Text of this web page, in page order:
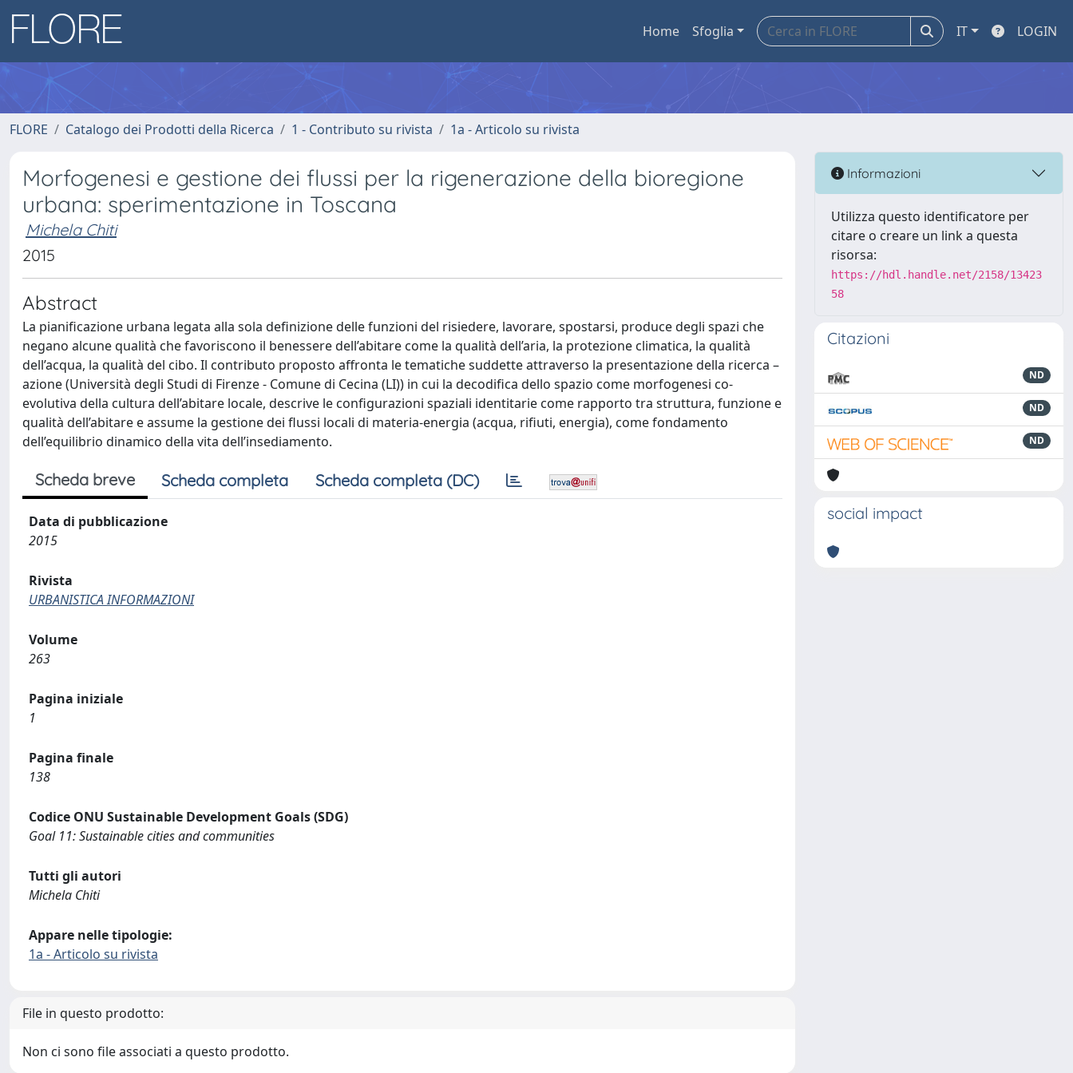
Home Sfoglia IT LOGIN
FLORE Catalogo dei Prodotti della Ricerca 1 - Contributo su rivista 1a - Articolo su rivista
Morfogenesi e gestione dei flussi per la rigenerazione della bioregione
urbana: sperimentazione in Toscana
Michela Chiti
2015
Abstract
La pianificazione urbana legata alla sola definizione delle funzioni del risiedere, lavorare, spostarsi, produce degli spazi che
negano alcune qualità che favoriscono il benessere dell’abitare come la qualità dell’aria, la protezione climatica, la qualità
dell’acqua, la qualità del cibo. Il contributo proposto affronta le tematiche suddette attraverso la presentazione della ricerca –
azione (Università degli Studi di Firenze - Comune di Cecina (LI)) in cui la decodifica dello spazio come morfogenesi co-
evolutiva della cultura dell’abitare locale, descrive le configurazioni spaziali identitarie come rapporto tra struttura, funzione e
qualità dell’abitare e assume la gestione dei flussi locali di materia-energia (acqua, rifiuti, energia), come fondamento
dell’equilibrio dinamico della vita dell’insediamento.
Scheda breve Scheda completa Scheda completa (DC)
Data di pubblicazione
2015
Rivista
URBANISTICA INFORMAZIONI
Volume
263
Pagina iniziale
1
Pagina finale
138
Codice ONU Sustainable Development Goals (SDG)
Goal 11: Sustainable cities and communities
Tutti gli autori
Michela Chiti
Appare nelle tipologie:
1a - Articolo su rivista
File in questo prodotto:
Non ci sono file associati a questo prodotto.
Informazioni
Utilizza questo identificatore per
citare o creare un link a questa
risorsa:
https://hdl.handle.net/2158/13423
58
Citazioni
ND
ND
ND
social impact